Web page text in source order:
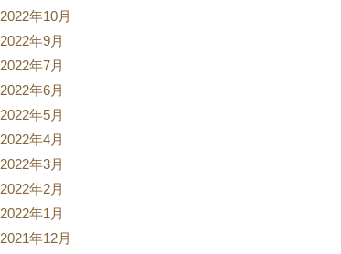
2022年10月
2022年9月
2022年7月
2022年6月
2022年5月
2022年4月
2022年3月
2022年2月
2022年1月
2021年12月